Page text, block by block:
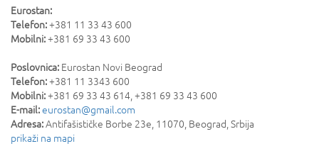
Eurostan:
Telefon:+381 11 33 43 600
Mobilni:+381 69 33 43 600
Poslovnica: Eurostan Novi Beograd
Telefon:+381 11 3343 600
Mobilni:+381 69 33 43 614, +381 69 33 43 600
E-mail:eurostan@gmail.com
Adresa:Antifašističke Borbe 23e, 11070, Beograd,Srbija
prikaži na mapi